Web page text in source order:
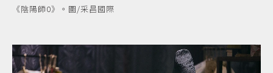
《陰陽師0》。圖/采昌國際